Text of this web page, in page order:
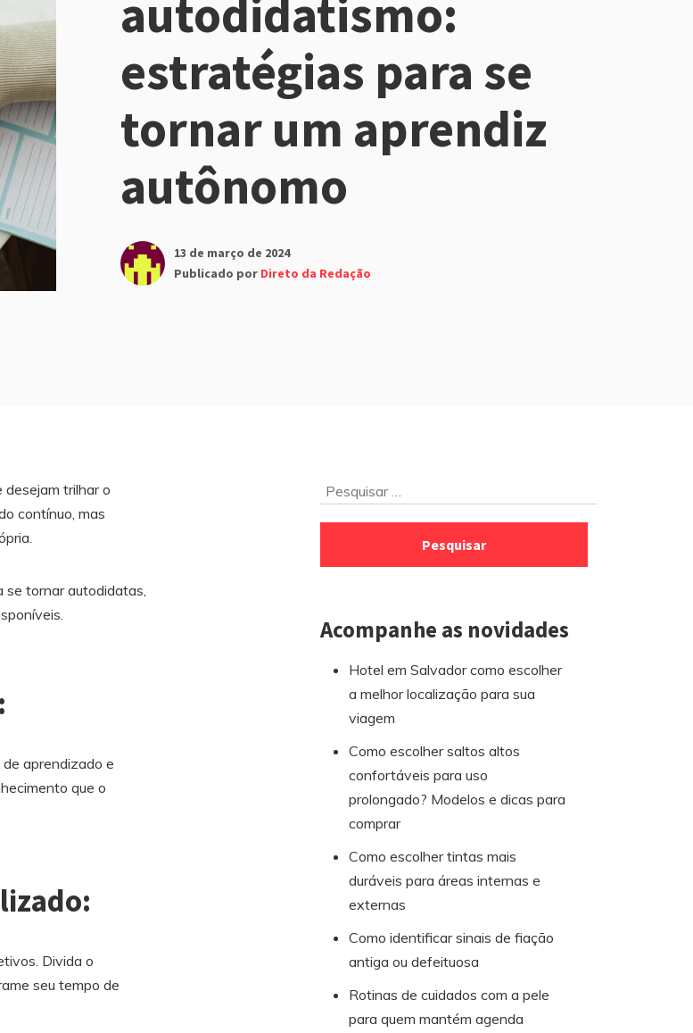
autodidatismo:
estratégias para se
tornar um aprendiz
autônomo
13 de março de 2024
Publicado por Direto da Redação
trilhar o
contínuo, mas
se tornar autodidatas,
aprendizado e
que o
Divida o
seu tempo de
Pesquisar
Acompanhe as novidades
Hotel em Salvador como escolher
a melhor localização para sua
viagem
Como escolher saltos altos
confortáveis para uso
prolongado? Modelos e dicas para
comprar
Como escolher tintas mais
duráveis para áreas internas e
externas
Como identificar sinais de fiação
antiga ou defeituosa
Rotinas de cuidados com a pele
para quem mantém agenda